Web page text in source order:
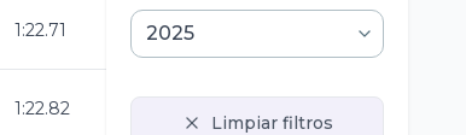
1:22.71
1:22.82
Limpiar filtros